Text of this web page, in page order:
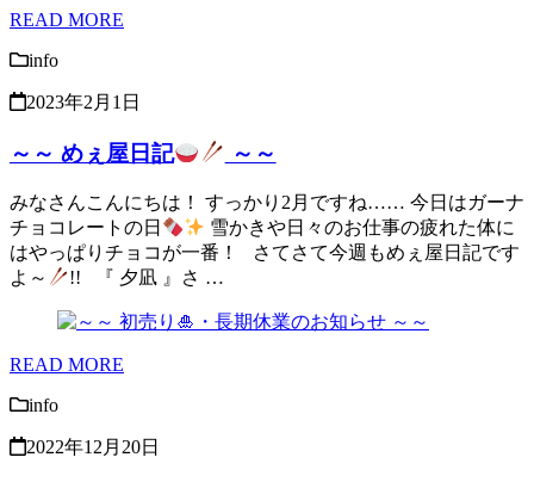
READ MORE
info
2023年2月1日
～～ めぇ屋日記 ～～
みなさんこんにちは！ すっかり2月ですね…… 今日はガーナ
チョコレートの日
雪かきや日々のお仕事の疲れた体に
はやっぱりチョコが一番！ さてさて今週もめぇ屋日記です
よ～
!! 『 夕凪 』さ …
READ MORE
info
2022年12月20日